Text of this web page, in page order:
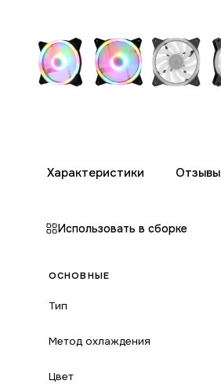
Характеристики Отзывы
Использовать в сборке
ОСНОВНЫЕ
Тип
Метод охлаждения
Цвет